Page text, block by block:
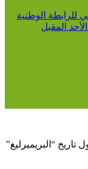
اجتماع تنسيقي للرابطة الوطنية
المقبل
“البريميرليغ”